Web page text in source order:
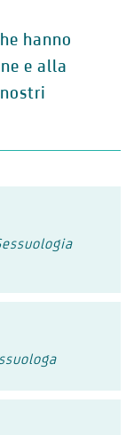
hanno
e alla